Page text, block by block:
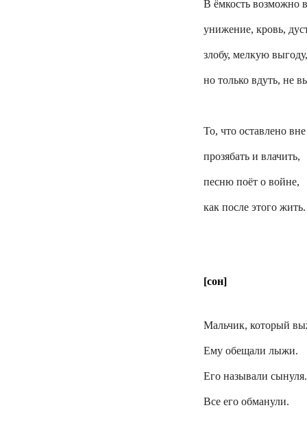
В ёмкость возможно
унижение, кровь,
злобу, мелкую выгоду,
но только вдуть, не
То, что оставлено вне
прозябать и влачить,
песню поёт о войне,
как после этого жить.
[сон]
Мальчик, который
Ему обещали лыжи.
Его называли сынуля.
Все его обманули.